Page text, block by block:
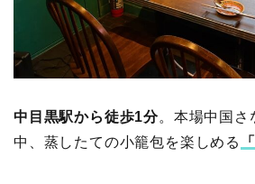
中目黒駅から徒歩1分。本場中国さ
中、蒸したての小籠包を楽しめる